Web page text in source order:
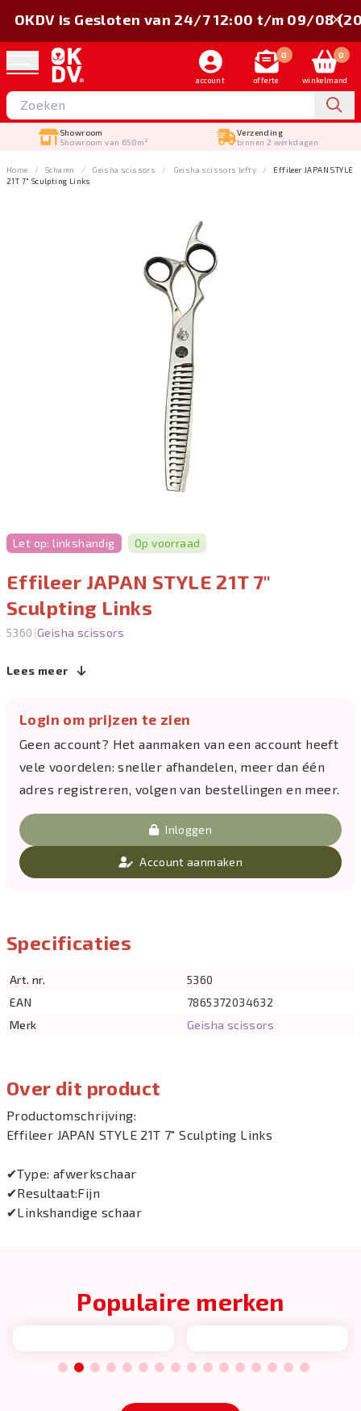
account
0
offerte
0
winkelmand
Showroom
Showroom van 650m²
Verzending
binnen 2 werkdagen
OKDV is Gesloten van 24/7 12:00 t/m 09/08
Home Scharen Geisha scissors Geisha scissors lefty
Effileer JAPAN STYLE
21T 7" Sculpting Links
Let op: linkshandig Op voorraad
Effileer JAPAN STYLE 21T 7"
Sculpting Links
5360 |Geisha scissors
Lees meer
Login om prijzen te zien
Geen account? Het aanmaken van een account heeft
vele voordelen: sneller afhandelen, meer dan één
adres registreren, volgen van bestellingen en meer.
Inloggen
Account aanmaken
Over dit product
Productomschrijving:
Effileer JAPAN STYLE 21T 7" Sculpting Links
✔Type: afwerkschaar
✔Resultaat:Fijn
✔Linkshandige schaar
Specificaties
Art. nr.
5360
EAN
7865372034632
Merk
Geisha scissors
Populaire merken
1 2 3 4 5 6 7 8 9 10 11 12 13 14 15 16